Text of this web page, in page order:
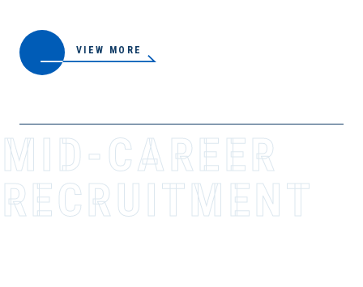
VIEW MORE
MID-CAREER
RECR­U­I­T­M­E­N­T